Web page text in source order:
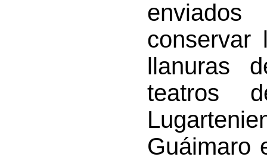
conservar
llanuras
teatros
Guáimaro